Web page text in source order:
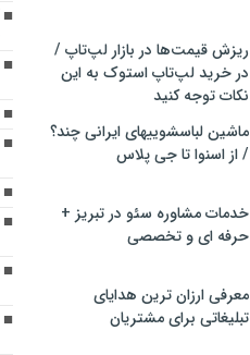
ریزش قیمت‌ها در بازار لپ‌تاپ /
در خرید لپ‌تاپ استوک به این
نکات توجه کنید
ماشین لباسشویی‎های ایرانی چند؟
/ از اسنوا تا جی پلاس
خدمات مشاوره سئو در تبریز +
حرفه ای و تخصصی
معرفی ارزان ترین هدایای
تبلیغاتی برای مشتریان